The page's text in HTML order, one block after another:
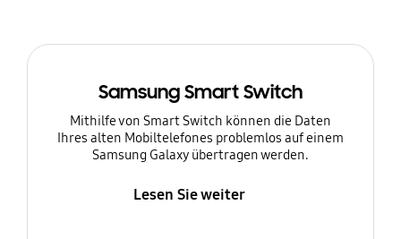
Samsung Smart Switch
Mithilfe von Smart Switch können die Daten
Ihres alten Mobiltelefones problemlos auf einem
Samsung Galaxy übertragen werden.
Lesen Sie weiter